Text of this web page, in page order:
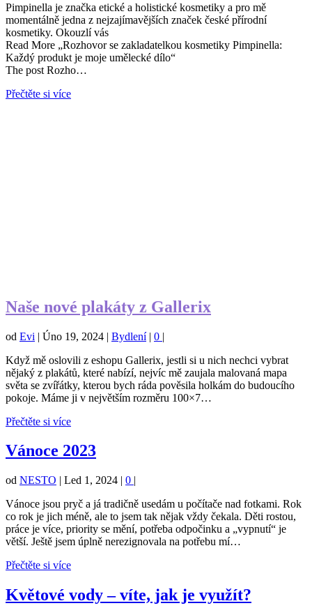
Pimpinella je značka etické a holistické kosmetiky a pro mě
momentálně jedna z nejzajímavějších značek české přírodní
kosmetiky. Okouzlí vás
Read More „Rozhovor se zakladatelkou kosmetiky Pimpinella:
Každý produkt je moje umělecké dílo“
The post Rozho…
Přečtěte si více
Naše nové plakáty z Gallerix
od Evi | Úno 19, 2024 | Bydlení| 0 |
Když mě oslovili z eshopu Gallerix, jestli si u nich nechci vybrat
nějaký z plakátů, které nabízí, nejvíc mě zaujala malovaná mapa
světa se zvířátky, kterou bych ráda pověsila holkám do budoucího
pokoje. Máme ji v největším rozměru 100×7…
Přečtěte si více
Vánoce 2023
od NESTO | Led 1, 2024 | 0 |
Vánoce jsou pryč a já tradičně usedám u počítače nad fotkami. Rok
co rok je jich méně, ale to jsem tak nějak vždy čekala. Děti rostou,
práce je více, priority se mění, potřeba odpočinku a „vypnutí“ je
větší. Ještě jsem úplně nerezignovala na potřebu mí…
Přečtěte si více
Květové vody – víte, jak je využít?